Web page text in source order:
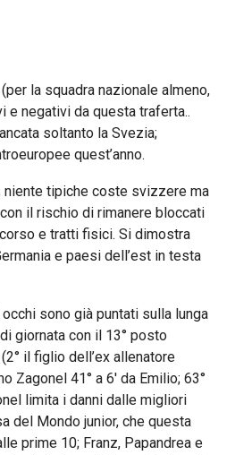
la squadra nazionale almeno,
e negativi da questa traferta..
soltanto la Svezia;
quest’anno.
niente tipiche coste svizzere ma
il rischio di rimanere bloccati
e tratti fisici. Si dimostra
e paesi dell’est in testa
sono già puntati sulla lunga
giornata con il 13° posto
il figlio dell’ex allenatore
Zagonel 41° a 6′ da Emilio; 63°
limita i danni dalle migliori
del Mondo junior, che questa
prime 10; Franz, Papandrea e